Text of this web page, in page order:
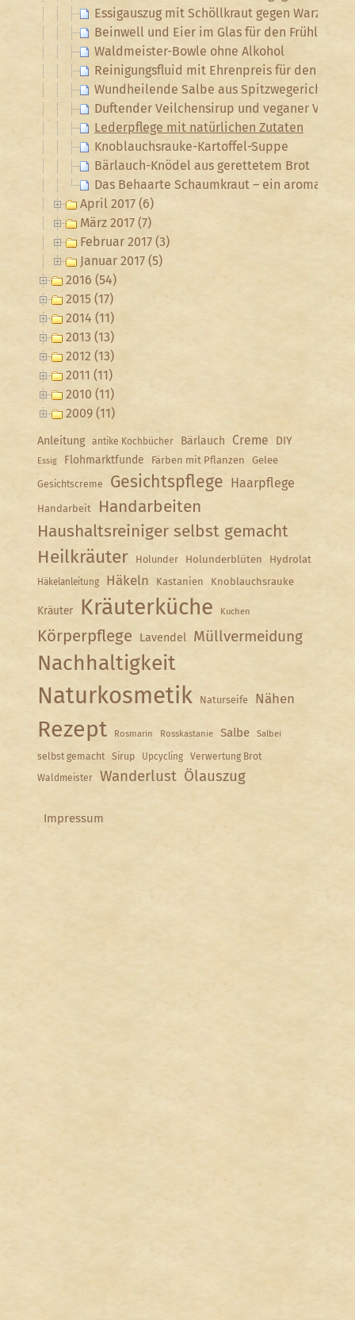
Essigauszug mit Schöllkraut gegen Warzen
Beinwell und Eier im Glas für den Frühlings-
Waldmeister-Bowle ohne Alkohol
Reinigungsfluid mit Ehrenpreis für den Po
Wundheilende Salbe aus Spitzwegerich
Duftender Veilchensirup und veganer
Lederpflege mit natürlichen Zutaten
Knoblauchsrauke-Kartoffel-Suppe
Bärlauch-Knödel aus gerettetem Brot
Das Behaarte Schaumkraut – ein
April 2017 (6)
März 2017 (7)
Februar 2017 (3)
Januar 2017 (5)
2016 (54)
2015 (17)
2014 (11)
2013 (13)
2012 (13)
2011 (11)
2010 (11)
2009 (11)
Anleitung antike Kochbücher Bärlauch Creme DIY
Essig Flohmarktfunde Färben mit Pflanzen Gelee
Gesichtscreme Gesichtspflege Haarpflege
Handarbeit
Handarbeiten
Haushaltsreiniger selbst gemacht
Heilkräuter Holunder Holunderblüten Hydrolat
Häkelanleitung Häkeln Kastanien Knoblauchsrauke
Kräuter Kräuterküche Kuchen
Körperpflege Lavendel Müllvermeidung
Nachhaltigkeit
Naturkosmetik Naturseife Nähen
Rezept Rosmarin Rosskastanie Salbe Salbei
selbst gemacht Sirup Upcycling
Verwertung Brot
Waldmeister
Wanderlust Ölauszug
Impressum